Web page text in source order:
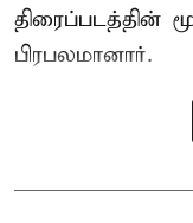
திரைப்படத்தின்
பிரபலமானார்.